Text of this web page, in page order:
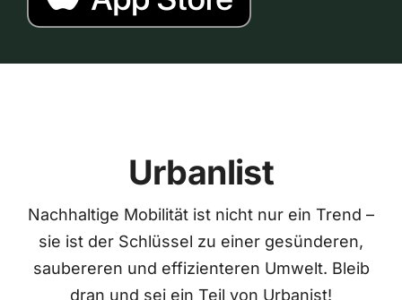
Urbanlist
Nachhaltige Mobilität ist nicht nur ein Trend –
sie ist der Schlüssel zu einer gesünderen,
saubereren und effizienteren Umwelt. Bleib
dran und sei ein Teil von Urbanist!